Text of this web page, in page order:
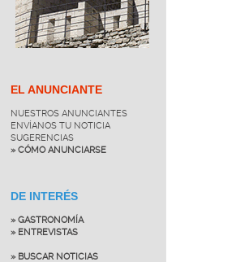
EL ANUNCIANTE
NUESTROS ANUNCIANTES
ENVÍANOS TU NOTICIA
SUGERENCIAS
» CÓMO ANUNCIARSE
DE INTERÉS
» GASTRONOMÍA
» ENTREVISTAS
» BUSCAR NOTICIAS